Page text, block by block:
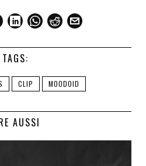
TAGS:
CLIP MOODOID
AUSSI